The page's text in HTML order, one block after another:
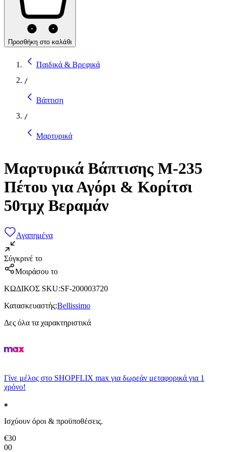
Προσθήκη στο καλάθι
Παιδικά & Βρεφικά
/
Βάπτιση
/
Μαρτυρικά
Μαρτυρικά Βάπτισης Μ-235
Πέτου για Αγόρι & Κορίτσι
50τμχ Βεραμάν
Αγαπημένα
Σύγκρινέ το
Μοιράσου το
ΚΩΔΙΚΟΣ SKU:SF-200003720
Κατασκευαστής:Bellissimo
Δες όλα τα χαρακτηριστικά
Γίνε μέλος στο SHOPFLIX max για δωρεάν μεταφορικά για 1
χρόνο!
Ισχύουν όροι & προϋποθέσεις.
€30
00